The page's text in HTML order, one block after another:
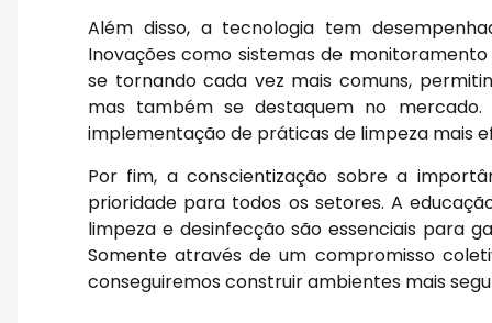
Além disso, a tecnologia tem
Inovações como sistemas de
se tornando cada vez mais comuns,
mas também se destaquem no
implementação de práticas de limpeza mais
Por fim, a conscientização sobre a
prioridade para todos os setores. A
limpeza e desinfecção são essenciais para
Somente através de um compromisso
conseguiremos construir ambientes mais